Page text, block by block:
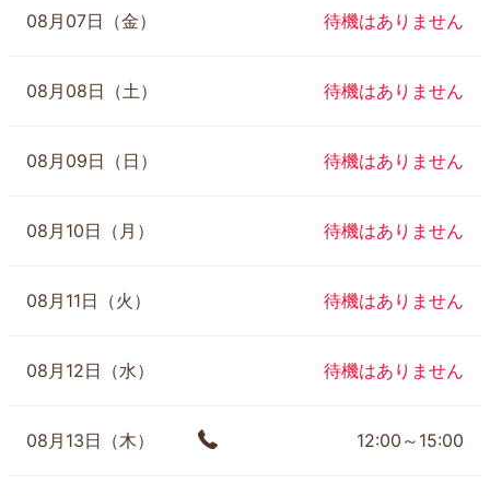
08月07日（金） 待機はありません
08月08日（土） 待機はありません
08月09日（日） 待機はありません
08月10日（月） 待機はありません
08月11日（火） 待機はありません
08月12日（水） 待機はありません
08月13日（木） 12:00～15:00